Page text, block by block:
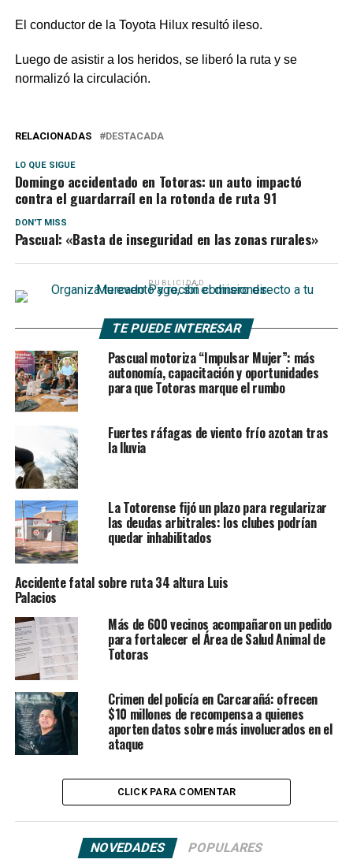
El conductor de la Toyota Hilux resultó ileso.
Luego de asistir a los heridos, se liberó la ruta y se
normalizó la circulación.
RELACIONADAS DESTACADA
LO QUE SIGUE
Domingo accidentado en Totoras: un auto impactó
contra el guardarraíl en la rotonda de ruta 91
DON'T MISS
Pascual: «Basta de inseguridad en las zonas rurales»
PUBLICIDAD
TE PUEDE INTERESAR
Pascual motoriza “Impulsar Mujer”: más
autonomía, capacitación y oportunidades
para que Totoras marque el rumbo
Fuertes ráfagas de viento frío azotan tras
la lluvia
La Totorense fijó un plazo para regularizar
las deudas arbitrales: los clubes podrían
quedar inhabilitados
Accidente fatal sobre ruta 34 altura Luis
Palacios
Más de 600 vecinos acompañaron un pedido
para fortalecer el Área de Salud Animal de
Totoras
Crimen del policía en Carcarañá: ofrecen
$10 millones de recompensa a quienes
aporten datos sobre más involucrados en el
ataque
CLICK PARA COMENTAR
NOVEDADES POPULARES